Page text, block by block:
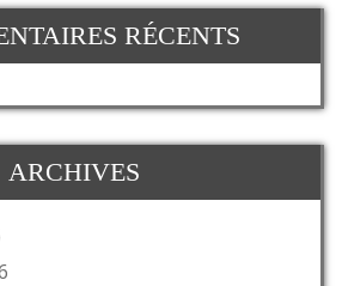
RÉCENTS
ARCHIVES